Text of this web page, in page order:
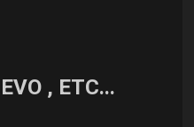
, ETC...